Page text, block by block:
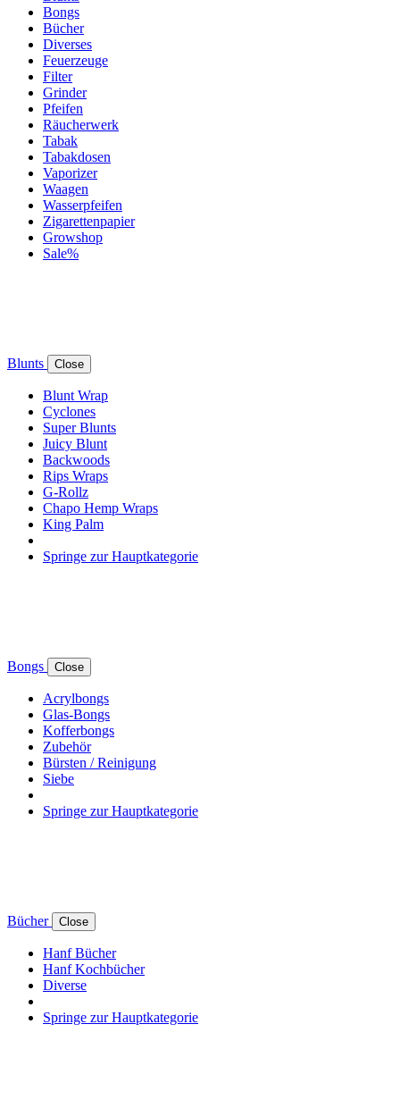
Bongs
Bücher
Diverses
Feuerzeuge
Filter
Grinder
Pfeifen
Räucherwerk
Tabak
Tabakdosen
Vaporizer
Waagen
Wasserpfeifen
Zigarettenpapier
Growshop
Sale%
Blunts Close
Blunt Wrap
Cyclones
Super Blunts
Juicy Blunt
Backwoods
Rips Wraps
G-Rollz
Chapo Hemp Wraps
King Palm
Springe zur Hauptkategorie
Bongs Close
Acrylbongs
Glas-Bongs
Kofferbongs
Zubehör
Bürsten / Reinigung
Siebe
Springe zur Hauptkategorie
Bücher Close
Hanf Bücher
Hanf Kochbücher
Diverse
Springe zur Hauptkategorie